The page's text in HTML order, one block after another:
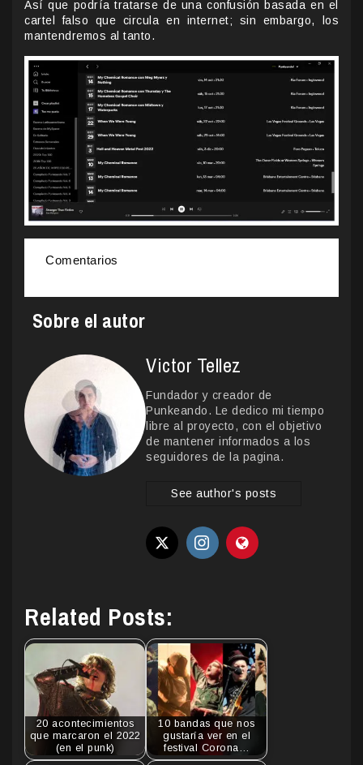
Así que podría tratarse de una confusión basada en el
cartel falso que circula en internet; sin embargo, los
mantendremos al tanto.
Comentarios
Sobre el autor
Victor Tellez
Fundador y creador de
Punkeando. Le dedico mi tiempo
libre al proyecto, con el objetivo
de mantener informados a los
seguidores de la pagina.
See author's posts
Related Posts:
20 acontecimientos
que marcaron el 2022
(en el punk)
10 bandas que nos
gustaría ver en el
festival Corona…